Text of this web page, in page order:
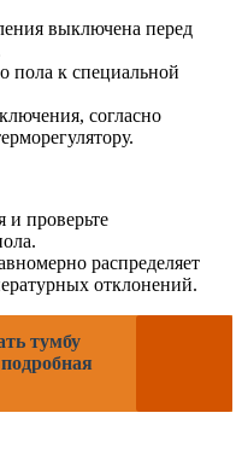
выключена перед
пола к специальной
согласно
и проверьте
распределяет
отклонений.
тумбу